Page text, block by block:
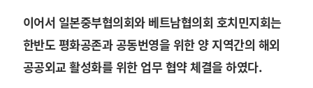
이어서 일본중부협의회와 베트남협의회 호치민지회는
한반도 평화공존과 공동번영을 위한 양 지역간의 해외
공공외교 활성화를 위한 업무 협약 체결을 하였다.